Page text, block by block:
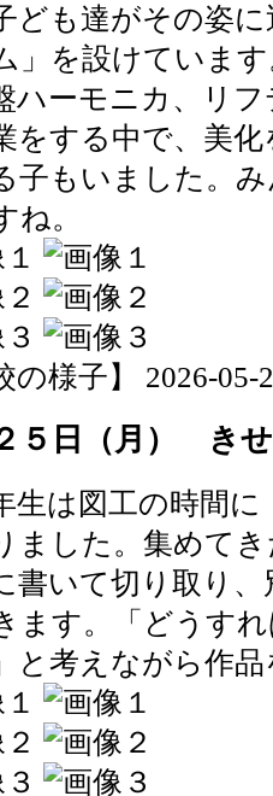
ども達がその姿
」を設けていま
ーモニカ、リフ
をする中で、美
子もいました。
ね。
の様子】 2026-05-
５日（月） き
は図工の時間に
ました。集めて
書いて切り取り
ます。「どうす
と考えながら作